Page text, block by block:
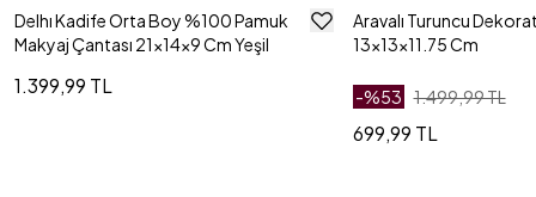
Delhı Kadife Orta Boy %100 Pamuk
Makyaj Çantası 21x14x9 Cm Yeşil
1.399,99 TL
Aravalı Turuncu
13x13x11.75 Cm
-%53 1.499,99 TL
699,99 TL